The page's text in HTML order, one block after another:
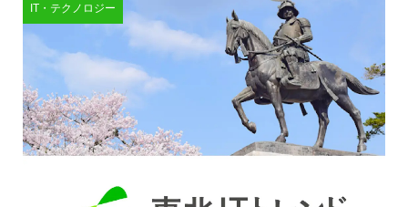
IT・テクノロジー